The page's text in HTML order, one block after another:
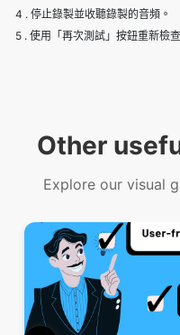
4 . 停止錄製並收聽錄製的音頻。
5 . 使用「再次測試」按鈕重新檢
Other
Explore our visual